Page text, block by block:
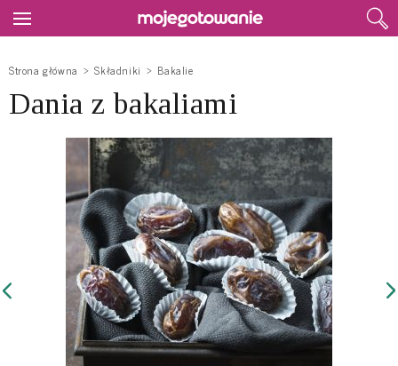
Strona główna Składniki Bakalie
Dania z bakaliami